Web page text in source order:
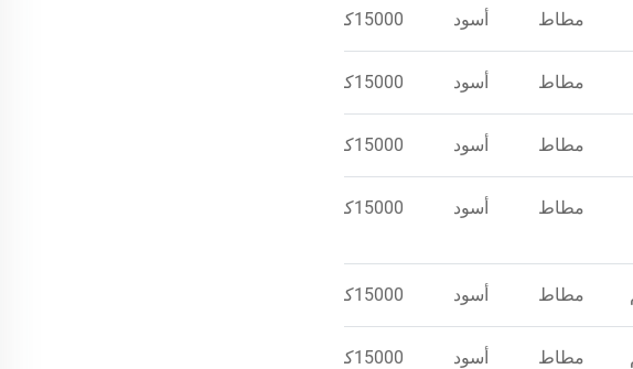
مطاط أسود 15000كجم
مطاط أسود 15000كجم
مطاط أسود 15000كجم
مطاط أسود 15000كجم
مطاط أسود 15000كجم
مطاط أسود 15000كجم